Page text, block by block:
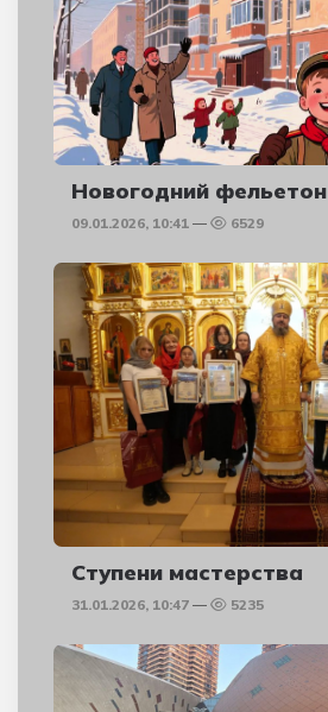
Новогодний фельетон
09.01.2026, 10:41 6529
Ступени мастерства
31.01.2026, 10:47 5235